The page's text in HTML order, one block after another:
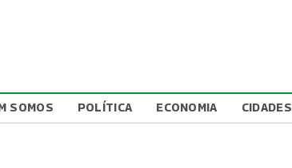
SOMOS POLÍTICA ECONOMIA CIDADES